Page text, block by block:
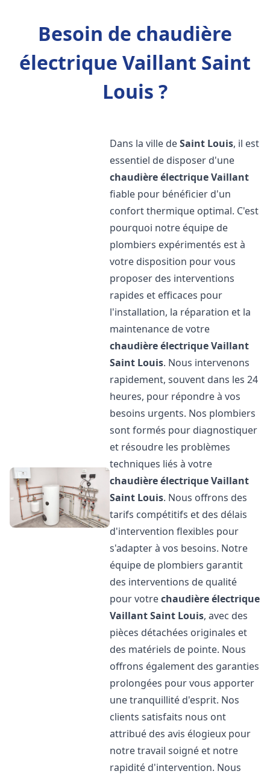
Besoin de chaudière
électrique Vaillant Saint
Louis ?
Dans la ville deSaint Louis, il est
essentiel de disposer d'une
chaudière électrique Vaillant
fiable pour bénéficier d'un
confort thermique optimal. C'est
pourquoi notre équipe de
plombiers expérimentés est à
votre disposition pour vous
proposer des interventions
rapides et efficaces pour
l'installation, la réparation et la
maintenance de votre
chaudière électrique Vaillant
Saint Louis. Nous intervenons
rapidement, souvent dans les 24
heures, pour répondre à vos
besoins urgents. Nos plombiers
sont formés pour diagnostiquer
et résoudre les problèmes
techniques liés à votre
chaudière électrique Vaillant
Saint Louis. Nous offrons des
tarifs compétitifs et des délais
d'intervention flexibles pour
s'adapter à vos besoins. Notre
équipe de plombiers garantit
des interventions de qualité
pour votrechaudière électrique
VaillantSaint Louis, avec des
pièces détachées originales et
des matériels de pointe. Nous
offrons également des garanties
prolongées pour vous apporter
une tranquillité d'esprit. Nos
clients satisfaits nous ont
attribué des avis élogieux pour
notre travail soigné et notre
rapidité d'intervention. Nous